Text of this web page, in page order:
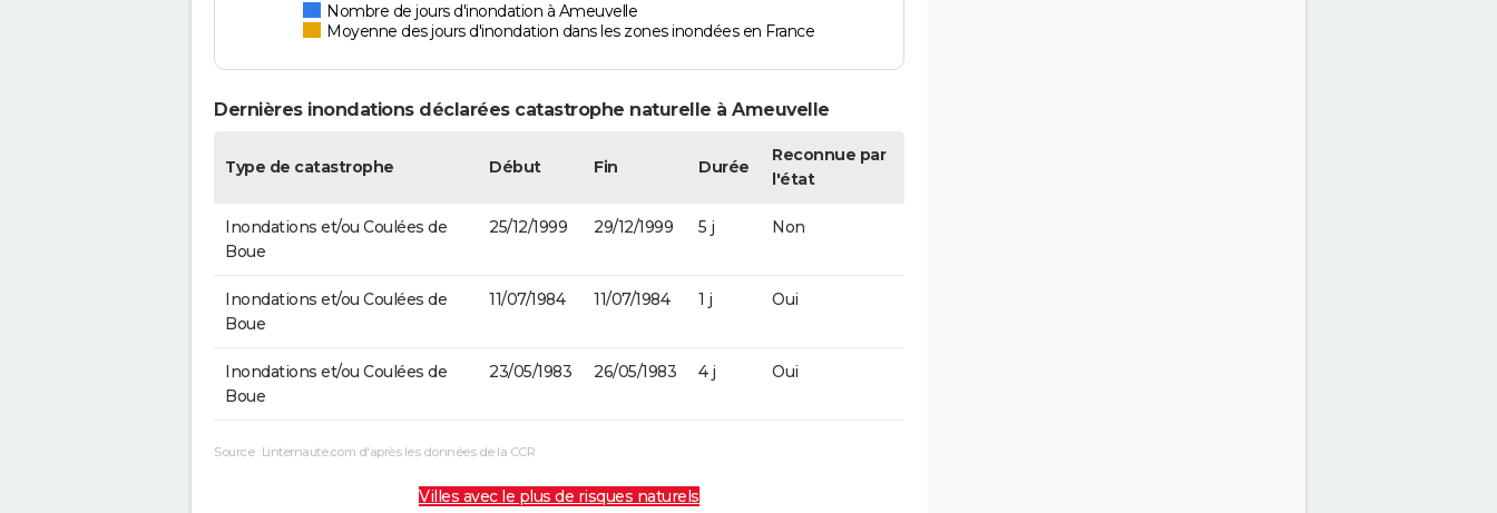
Nombre de jours d'inondation à Ameuvelle
Moyenne des jours d'inondation dans les zones inondées en France
Dernières inondations déclarées catastrophe naturelle à Ameuvelle
Type de catastrophe Début Fin Durée
Reconnue par
l'état
Inondations et/ou Coulées de
Boue
25/12/1999 29/12/1999 5 j Non
Inondations et/ou Coulées de
Boue
11/07/1984 11/07/1984 1 j Oui
Inondations et/ou Coulées de
Boue
23/05/1983 26/05/1983 4 j Oui
Source : Linternaute.com d'après les données de la CCR
Villes avec le plus de risques naturels